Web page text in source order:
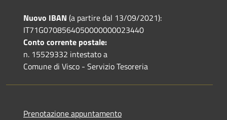
Nuovo IBAN (a partire dal 13/09/2021):
IT71G0708564050000000023440
Conto corrente postale:
n. 15529332 intestato a
Comune di Visco - Servizio Tesoreria
Prenotazione appuntamento